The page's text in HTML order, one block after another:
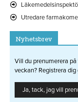
Utredare
Nyhetsbrev
Vill du prenumerera
veckan? Registrera
Ja, tack, jag vill